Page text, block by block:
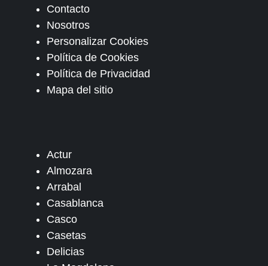
Contacto
Nosotros
Personalizar Cookies
Política de Cookies
Política de Privacidad
Mapa del sitio
Actur
Almozara
Arrabal
Casablanca
Casco
Casetas
Delicias